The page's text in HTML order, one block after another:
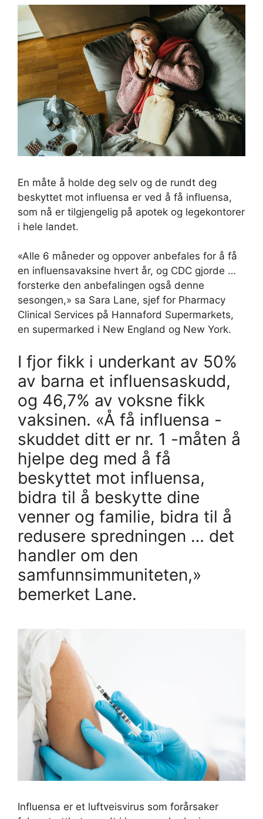
En måte å holde deg selv og de rundt deg
beskyttet mot influensa er ved å få influensa,
som nå er tilgjengelig på apotek og legekontorer
i hele landet.
«Alle 6 måneder og oppover anbefales for å få
en influensavaksine hvert år, og CDC gjorde …
forsterke den anbefalingen også denne
sesongen,» sa Sara Lane, sjef for Pharmacy
Clinical Services på Hannaford Supermarkets,
en supermarked i New England og New York.
I fjor fikk i underkant av 50%
av barna et influensaskudd,
og 46,7% av voksne fikk
vaksinen. «Å få influensa -
skuddet ditt er nr. 1 -måten å
hjelpe deg med å få
beskyttet mot influensa,
bidra til å beskytte dine
venner og familie, bidra til å
redusere spredningen … det
handler om den
samfunnsimmuniteten,»
bemerket Lane.
Influensa er et luftveisvirus som forårsaker